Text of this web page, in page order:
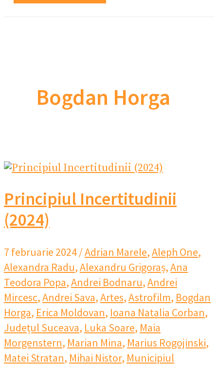
Bogdan Horga
Principiul Incertitudinii
(2024)
7 februarie 2024/Adrian Marele,Aleph One,
Alexandra Radu,Alexandru Grigoraș,Ana
Teodora Popa,Andrei Bodnaru,Andrei
Mircesc,Andrei Sava,Artes,Astrofilm, Bogdan
Horga, Erica Moldovan, Ioana Natalia Corban,
Județul Suceava, Luka Soare, Maia
Morgenstern, Marian Mina, Marius Rogojinski,
Matei Stratan, Mihai Nistor, Municipiul